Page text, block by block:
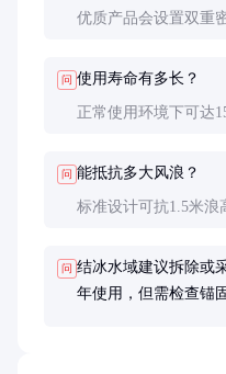
优质产品会设置双重
问 使用寿命有多长？
正常使用环境下可达
问 能抵抗多大风浪？
标准设计可抗1.5米浪
问 结冰水域建议拆除或
年使用，但需检查锚